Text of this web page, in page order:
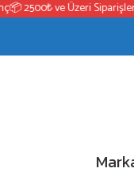
2500₺ ve Üzeri